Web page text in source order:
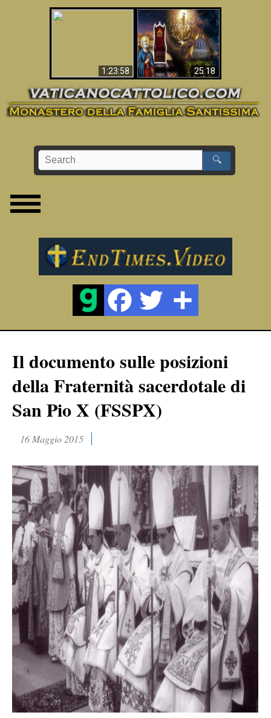
1:23:58 25:18
La Bibbia ha previsto
70 anni senza Papa?
🔍
Il documento sulle posizioni
della Fraternità sacerdotale di
San Pio X (FSSPX)
16 Maggio 2015